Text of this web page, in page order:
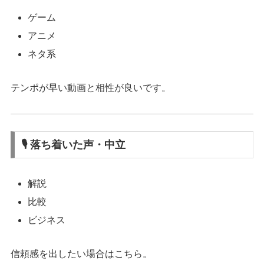
ゲーム
アニメ
ネタ系
テンポが早い動画と相性が良いです。
🎙 落ち着いた声・中立
解説
比較
ビジネス
信頼感を出したい場合はこちら。